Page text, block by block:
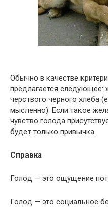
Обычно в качестве
предлагается следующее:
черствого черного хлеба
мысленно). Если такое
чувство голода
будет только привычка.
Справка
Голод — это ощущение
Голод — это социальное